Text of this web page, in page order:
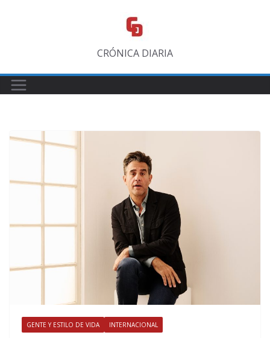
CRÓNICA DIARIA
GENTE Y ESTILO DE VIDA INTERNACIONAL